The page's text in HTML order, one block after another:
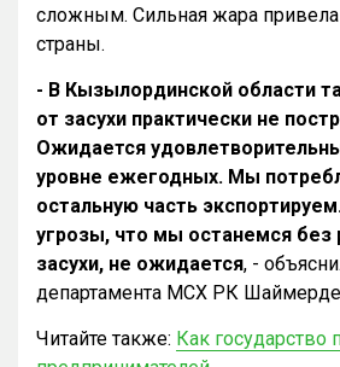
сложным. Сильная жара привела
страны.
- В Кызылординской области
от засухи практически не
Ожидается
уровне ежегодных. Мы
остальную часть
угрозы, что мы останемся без
засухи, не ожидается, -
департамента МСХ РК
Читайте также: Как государство